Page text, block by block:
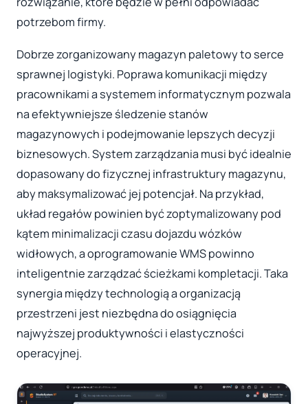
potrzebom firmy.
Dobrze zorganizowany magazyn paletowy to serce
sprawnej logistyki. Poprawa komunikacji między
pracownikami a systemem informatycznym pozwala
na efektywniejsze śledzenie stanów
magazynowych i podejmowanie lepszych decyzji
biznesowych. System zarządzania musi być idealnie
dopasowany do fizycznej infrastruktury magazynu,
aby maksymalizować jej potencjał. Na przykład,
układ regałów powinien być zoptymalizowany pod
kątem minimalizacji czasu dojazdu wózków
widłowych, a oprogramowanie WMS powinno
inteligentnie zarządzać ścieżkami kompletacji. Taka
synergia między technologią a organizacją
przestrzeni jest niezbędna do osiągnięcia
najwyższej produktywności i elastyczności
operacyjnej.